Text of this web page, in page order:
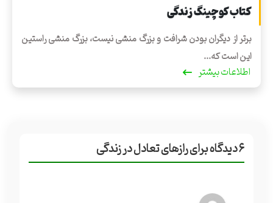
کتاب کوچینگ زندگی
برتر از دیگران بودن شرافت و بزرگ منشی نیست، بزرگ منشی راستین
این است که...
اطلاعات بیشتر
۶دیدگاه برایرازهای تعادل در زندگی